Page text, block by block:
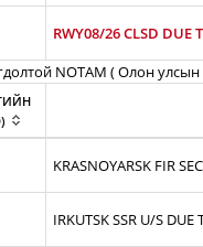
RWY08/26 CLSD DUE
NOTAM ( Олон улсын
KRASNOYARSK FIR
IRKUTSK SSR U/S DUE